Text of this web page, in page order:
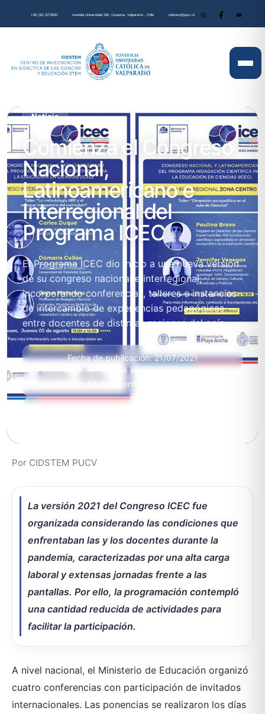
+56 (32) 2273000 Avenida Universidad 330, Curauma, Valparaíso , Chile cidstem@pucv.cl
Noticia
Comienza el Congreso
Nacional,
Latinoamericano e
Interregional del
Programa ICEC
El Programa ICEC dio inicio a una nueva versión
de su congreso nacional e interregional,
incorporando conferencias, talleres e instancias
de intercambio de experiencias pedagógicas
entre docentes de distintas regiones del país.
Fecha de publicación: 21/07/2021
Fecha del evento: 02/06/2026
Por CIDSTEM PUCV
La versión 2021 del Congreso ICEC fue
organizada considerando las condiciones que
enfrentaban las y los docentes durante la
pandemia, caracterizadas por una alta carga
laboral y extensas jornadas frente a las
pantallas. Por ello, la programación contempló
una cantidad reducida de actividades para
facilitar la participación.
A nivel nacional, el Ministerio de Educación organizó
cuatro conferencias con participación de invitados
internacionales. Las ponencias se realizaron los días